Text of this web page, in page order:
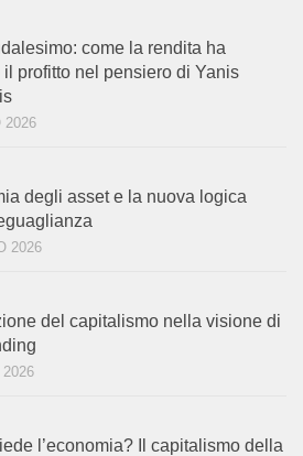
come la rendita ha
il profitto nel pensiero di Yanis
2026
degli asset e la nuova logica
2026
del capitalismo nella visione di
2026
l’economia? Il capitalismo della